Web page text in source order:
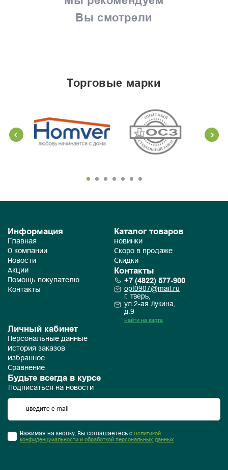
Вы смотрели
торговые марки
Информация
Главная
О компании
Новости
Акции
Помощь покупателю
Контакты
Каталог товаров
Новинки
Скоро в продаже
Скидки
Контакты
+7 (4822) 577-900
opt0907@mail.ru
г. Тверь,
ул.2-ая Лукина,
д.9
Найти на карте
Личный кабинет
Персональные данные
История заказов
Избранное
Сравнение
Будьте всегда в курсе
Подписаться на новости
Нажимая на кнопку, Вы соглашаетесь с Политикой
конфиденцуиальности и обработкой персональных данных